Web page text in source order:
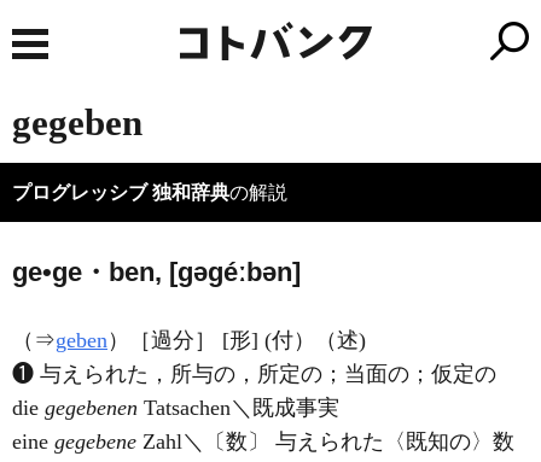
gegeben
プログレッシブ 独和辞典の解説
ge•ge・ben, [ɡəɡéːbən]
（⇒geben）［過分］ [形] (付）（述)
❶ 与えられた，所与の，所定の；当面の；仮定の
die gegebenen Tatsachen＼既成事実
eine gegebene Zahl＼〔数〕 与えられた〈既知の〉数